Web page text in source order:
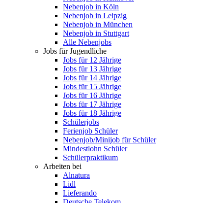
Nebenjob in Köln
Nebenjob in Leipzig
Nebenjob in München
Nebenjob in Stuttgart
Alle Nebenjobs
Jobs für Jugendliche
Jobs für 12 Jährige
Jobs für 13 Jährige
Jobs für 14 Jährige
Jobs für 15 Jährige
Jobs für 16 Jährige
Jobs für 17 Jährige
Jobs für 18 Jährige
Schülerjobs
Ferienjob Schüler
Nebenjob/Minijob für Schüler
Mindestlohn Schüler
Schülerpraktikum
Arbeiten bei
Alnatura
Lidl
Lieferando